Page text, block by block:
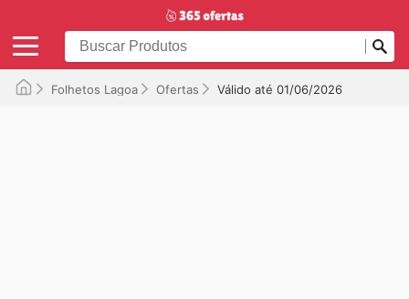
Folhetos Lagoa Ofertas Válido até 01/06/2026